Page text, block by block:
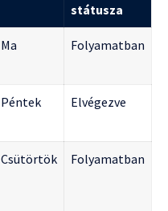
státusza
Ma Folyamatban
Péntek Elvégezve
Csütörtök Folyamatban